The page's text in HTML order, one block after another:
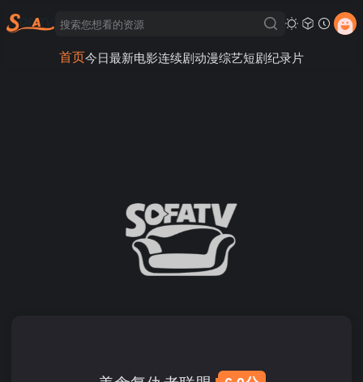
首页今日最新电影连续剧动漫综艺短剧纪录片